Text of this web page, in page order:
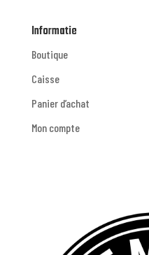
Informatie
Boutique
Caisse
Panier d’achat
Mon compte